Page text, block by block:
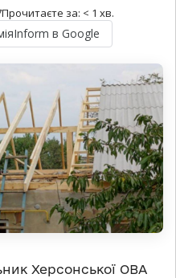
Прочитаєте за: < 1 хв.
в Google
Херсонської ОВА